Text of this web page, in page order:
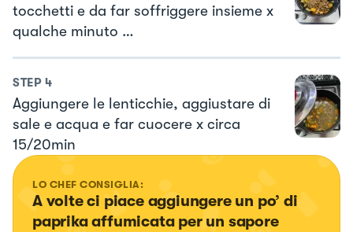
tocchetti e da far soffriggere insieme x
qualche minuto …
STEP 4
Aggiungere le lenticchie, aggiustare di
sale e acqua e far cuocere x circa
15/20min
LO CHEF CONSIGLIA:
A volte ci piace aggiungere un po’ di
paprika affumicata per un sapore